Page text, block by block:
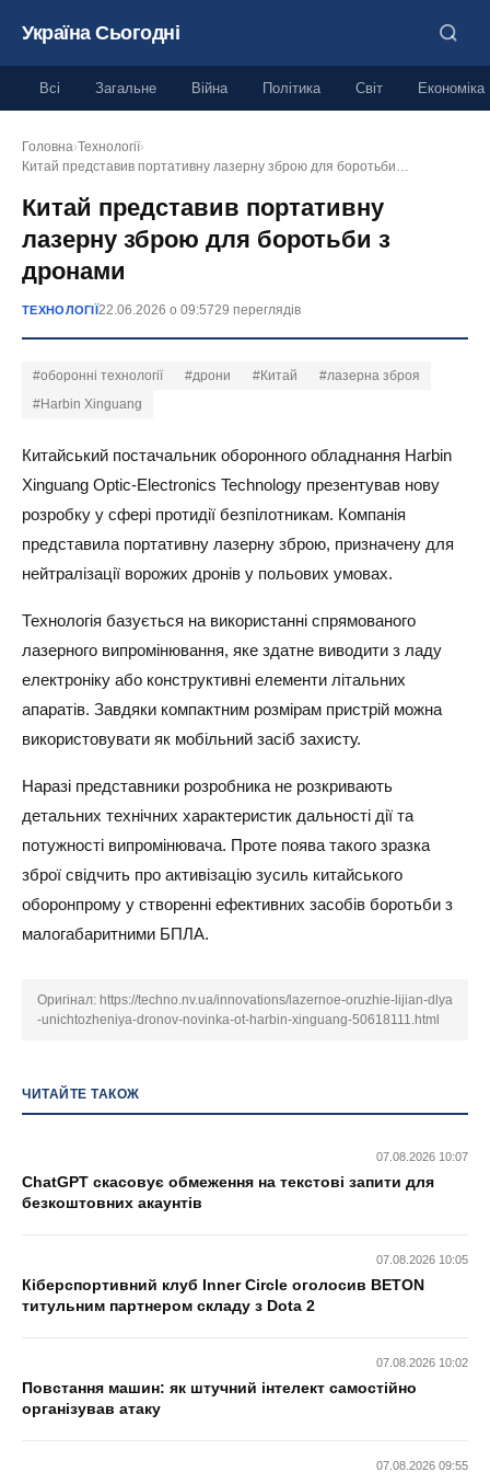
Україна Сьогодні
Всі Загальне Війна Політика Світ Економіка
Головна›Технології›
Китай представив портативну лазерну зброю для боротьби…
Китай представив портативну
лазерну зброю для боротьби з
дронами
ТЕХНОЛОГІЇ22.06.2026 о 09:5729 переглядів
#оборонні технології #дрони #Китай
#лазерна зброя
#Harbin Xinguang
Китайський постачальник оборонного обладнання Harbin
Xinguang Optic-Electronics Technology презентував нову
розробку у сфері протидії безпілотникам. Компанія
представила портативну лазерну зброю, призначену для
нейтралізації ворожих дронів у польових умовах.
Технологія базується на використанні спрямованого
лазерного випромінювання, яке здатне виводити з ладу
електроніку або конструктивні елементи літальних
апаратів. Завдяки компактним розмірам пристрій можна
використовувати як мобільний засіб захисту.
Наразі представники розробника не розкривають
детальних технічних характеристик дальності дії та
потужності випромінювача. Проте поява такого зразка
зброї свідчить про активізацію зусиль китайського
оборонпрому у створенні ефективних засобів боротьби з
малогабаритними БПЛА.
Оригінал: https://techno.nv.ua/innovations/lazernoe-oruzhie-lijian-dlya
-unichtozheniya-dronov-novinka-ot-harbin-xinguang-50618111.html
ЧИТАЙТЕ ТАКОЖ
07.08.2026 10:07
ChatGPT скасовує обмеження на текстові запити для
безкоштовних акаунтів
07.08.2026 10:05
Кіберспортивний клуб Inner Circle оголосив BETON
титульним партнером складу з Dota 2
07.08.2026 10:02
Повстання машин: як штучний інтелект самостійно
організував атаку
07.08.2026 09:55